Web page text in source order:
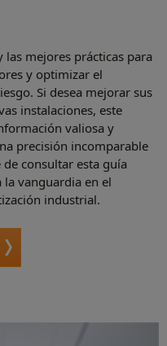
las mejores prácticas para
y optimizar el
Si desea mejorar sus
instalaciones, este
valiosa y
precisión incomparable
consultar esta guía
vanguardia en el
industrial.